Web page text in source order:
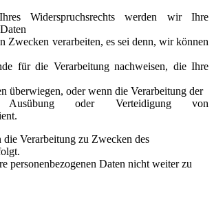
Widerspruchsrechts werden wir Ihre
Zwecken verarbeiten, es sei denn, wir können
für die Verarbeitung nachweisen, die Ihre
überwiegen, oder wenn die Verarbeitung der
Ausübung oder Verteidigung von
Verarbeitung zu Zwecken des
personenbezogenen Daten nicht weiter zu